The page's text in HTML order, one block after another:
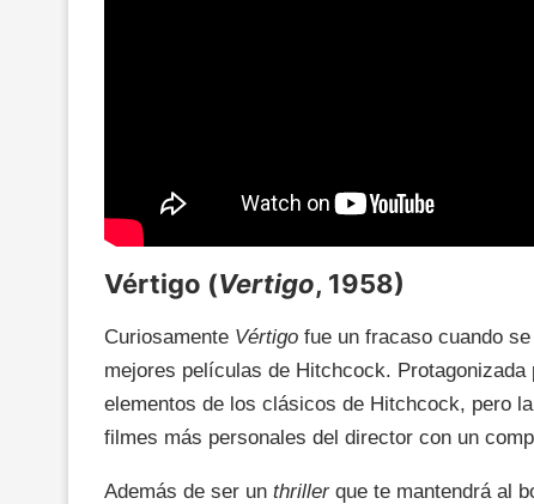
Vértigo (Vertigo, 1958)
Curiosamente Vértigo fue un fracaso cuando
mejores películas de Hitchcock.
elementos de los clásicos de Hitchcock, pero
filmes más personales del director con un
Además de ser un thrillerque te mantendrá al